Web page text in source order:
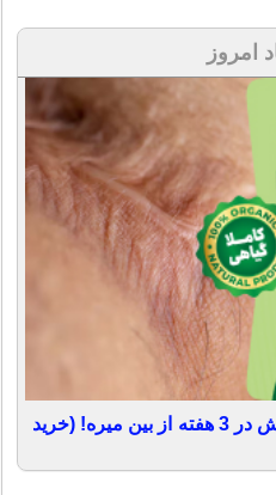
امروز
جای هر زخم و بخیه با این روش در 3 هفته از بین میره! (خرید